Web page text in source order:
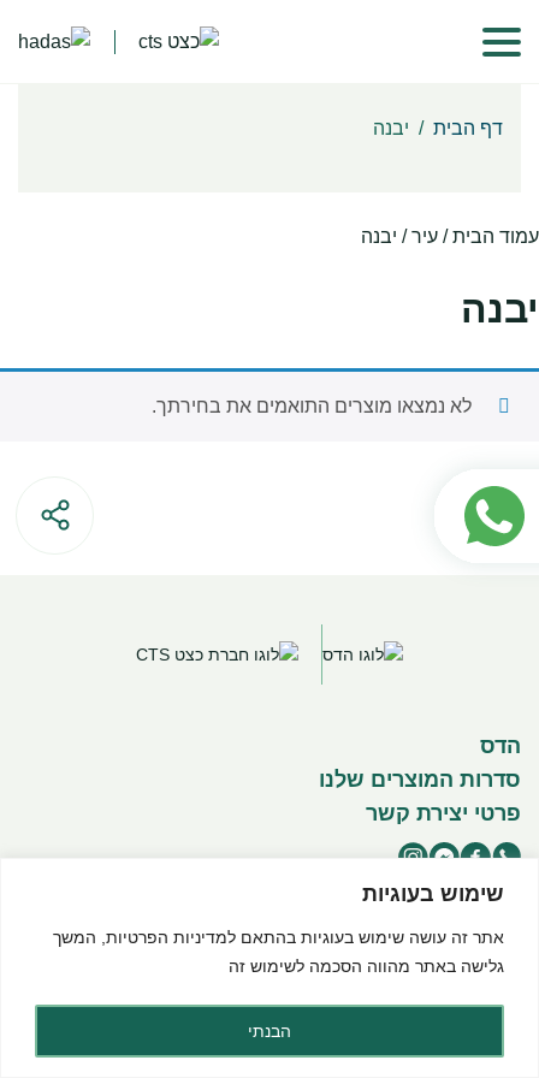
שימוש בעוגיות
אתר זה עושה שימוש בעוגיות בהתאם למדיניות הפרטיות , המשך
גלישה באתר מהווה הסכמה לשימוש זה
הבנתי
דף הבית / יבנה
עמוד הבית/ עיר / יבנה
יבנה
לא נמצאו מוצרים התואמים את בחירתך.
הדס
סדרות המוצרים שלנו
פרטי יצירת קשר
©2025 כל הזכויות שמורות להדס מוצרים טבעיים
תנאי שימוש באתר
מדיניות פרטיות